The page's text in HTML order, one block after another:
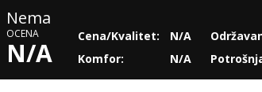
Nema
OCENA
N/A
Cena/Kvalitet:
N/A
Komfor:
N/A